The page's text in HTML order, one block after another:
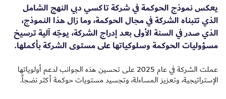
يعكس نموذج الحوكمة في شركة تاكسي دبي النهج الشامل
الذي تتبناه الشركة في مجال الحوكمة، وما زال هذا النموذج،
الذي صدر في السنة الأولى بعد إدراج الشركة، يوجّه آلية ترسيخ
مسؤوليات الحوكمة وسلوكياتها على مستوى الشركة بأكملها.
عملت الشركة في عام 2025 على تحسين هذه الجوانب لدعم أولوياتها
الإستراتيجية، وتعزيز المساءلة، وتجسيد مستويات حوكمة أكثر نضجاً.